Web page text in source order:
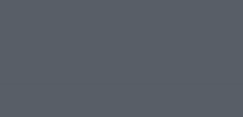
baz danych, maszyn wirtualnych oraz